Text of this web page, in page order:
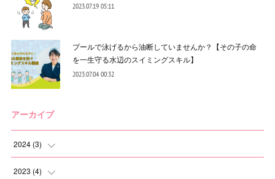
2023.07.19 05:11
プールで泳げるから油断していませんか？【その子の命
を一生守る水辺のスイミングスキル】
2023.07.04 00:32
アーカイブ
2024 (3)
( )
2023 (4)